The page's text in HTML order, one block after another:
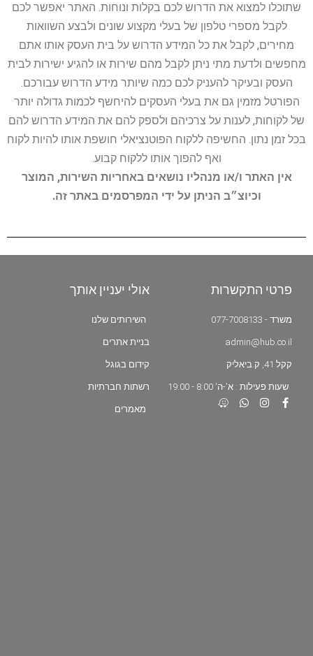
שתוכלו למצוא את הדרוש לכם בקלות ונוחות. האתר יאפשר לכם
לקבל מספרי טלפון של בעלי מקצוע שונים ולבצע השוואות
מחירים, לקבל את כל המידע הדרוש על בית העסק אותו אתם
מחפשים ולדעת מתי ניתן לקבל מהם שירות או להגיע ישירות לבית
העסק ובעיקר להעניק לכם כמה שיותר מידע הדרוש עבורכם.
הפורטל מזמין גם את בעלי העסקים להיחשף לכמות גדולה יותר
של לקוחות, לענות על צרכיהם ולספק להם את המידע הדרוש להם
בכל זמן נתון. החשיפה ללקוח הפוטנציאלי חושפת אותו להיות לקוח
ואף להפוך אותו ללקוח קבוע.
אין האתר ו/או מנהליו נושאים באחריות השירות, המוצר
וכיוצ״ב הניתן על ידי המפרסמים באתר זה.
פרטי התקשרות
משרד - 077-7008133
admin@hub.co.il
קקל 41, ק.ביאליק
שעות פעילות : א'-ה' 8:00 - 19:00
אולי יעניין אותך
השירותים שלנו
בניית אתרים
קידום בגוגל
רשתות חברתיות
מאמרים